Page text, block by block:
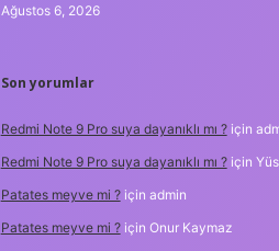
Ağustos 6, 2026
Son yorumlar
Redmi Note 9 Pro suya dayanıklı mı ?için
Redmi Note 9 Pro suya dayanıklı mı ?için
Patates meyve mi ?için admin
Patates meyve mi ?için Onur Kaymaz